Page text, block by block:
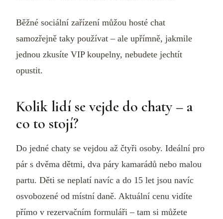
Běžné sociální zařízení můžou hosté chat
samozřejně taky používat – ale upřímně, jakmile
jednou zkusíte VIP koupelny, nebudete jechtít
opustit.
Kolik lidí se vejde do chaty – a
co to stojí?
Do jedné chaty se vejdou až čtyři osoby. Ideální pro
pár s dvěma dětmi, dva páry kamarádů nebo malou
partu. Děti se neplatí navíc a do 15 let jsou navíc
osvobozené od místní daně. Aktuální cenu vidíte
přímo v rezervačním formuláři – tam si můžete